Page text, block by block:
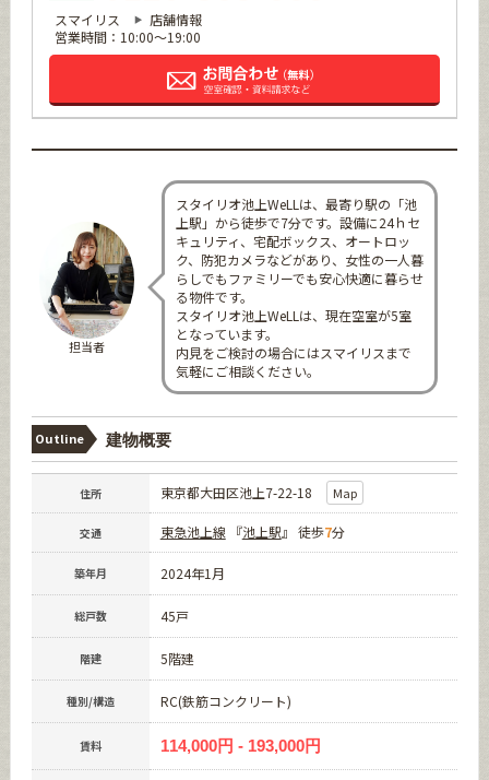
スマイリス
店舗情報
営業時間：10:00～19:00
担当者
スタイリオ池上WeLLは、最寄り駅の「池
上駅」から徒歩で7分です。設備に24ｈセ
キュリティ、宅配ボックス、オートロッ
ク、防犯カメラなどがあり、女性の一人暮
らしでもファミリーでも安心快適に暮らせ
る物件です。
スタイリオ池上WeLLは、現在空室が5室
となっています。
内見をご検討の場合にはスマイリスまで
気軽にご相談ください。
Outline 建物概要
住所 東京都大田区池上7-22-18 Map
交通 東急池上線『池上駅』 徒歩7分
築年月 2024年1月
総戸数 45戸
階建 5階建
種別/構造 RC(鉄筋コンクリート)
賃料 114,000円 - 193,000円